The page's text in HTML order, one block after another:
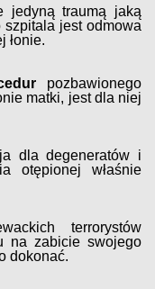
traumą jaką
jest odmowa
łonie.
pozbawionego
matki, jest dla niej
dla degeneratów i
otępionej właśnie
terrorystów
na zabicie swojego
dokonać.